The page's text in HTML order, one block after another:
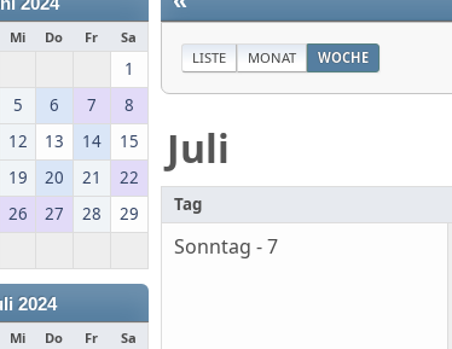
Mi Do Fr Sa
1
5 6 7
8
12 13 14
15
19 20 21
22
26 27 28
29
2024
Mi Do Fr Sa
LISTE MONAT WOCHE
Juli
Tag
Sonntag - 7